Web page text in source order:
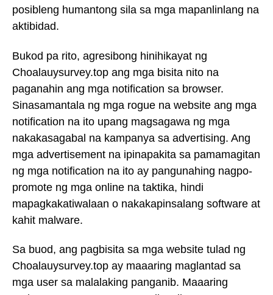
posibleng humantong sila sa mga mapanlinlang na
aktibidad.
Bukod pa rito, agresibong hinihikayat ng
Choalauysurvey.top ang mga bisita nito na
paganahin ang mga notification sa browser.
Sinasamantala ng mga rogue na website ang mga
notification na ito upang magsagawa ng mga
nakakasagabal na kampanya sa advertising. Ang
mga advertisement na ipinapakita sa pamamagitan
ng mga notification na ito ay pangunahing nagpo-
promote ng mga online na taktika, hindi
mapagkakatiwalaan o nakakapinsalang software at
kahit malware.
Sa buod, ang pagbisita sa mga website tulad ng
Choalauysurvey.top ay maaaring maglantad sa
mga user sa malalaking panganib. Maaaring